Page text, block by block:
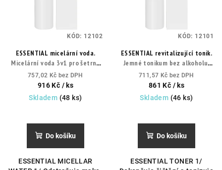
ESSENTIAL micelární voda.
Micelární voda 3v1 pro šetrné
odlíčení, čištění a hydrataci
pleti bez oplachování.
757,02 Kč bez DPH
916 Kč / ks
Skladem (48 ks)
hodnocení
produktu
z
Do košíku
ESSENTIAL MICELLAR
KÓD: 12102
ESSENTIAL revitalizující tonik.
Jemné tonikum bez alkoholu,
které dokončuje čištění.
711,57 Kč bez DPH
861 Kč / ks
Skladem (46 ks)
hodnocení
produktu
z
Do košíku
ESSENTIAL TONER 1/
KÓD: 12101